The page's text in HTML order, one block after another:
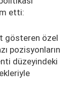
etti:
gösteren özel
pozisyonların
düzeyindeki